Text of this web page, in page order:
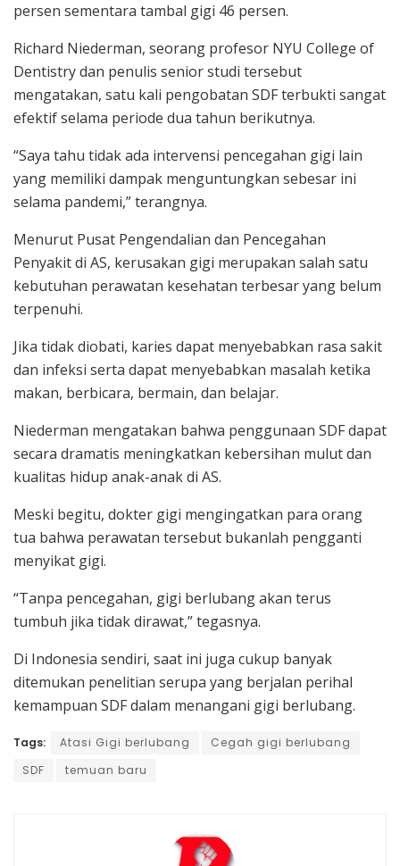
persen sementara tambal gigi 46 persen.
Richard Niederman, seorang profesor NYU College of
Dentistry dan penulis senior studi tersebut
mengatakan, satu kali pengobatan SDF terbukti sangat
efektif selama periode dua tahun berikutnya.
“Saya tahu tidak ada intervensi pencegahan gigi lain
yang memiliki dampak menguntungkan sebesar ini
selama pandemi,” terangnya.
Menurut Pusat Pengendalian dan Pencegahan
Penyakit di AS, kerusakan gigi merupakan salah satu
kebutuhan perawatan kesehatan terbesar yang belum
terpenuhi.
Jika tidak diobati, karies dapat menyebabkan rasa sakit
dan infeksi serta dapat menyebabkan masalah ketika
makan, berbicara, bermain, dan belajar.
Niederman mengatakan bahwa penggunaan SDF dapat
secara dramatis meningkatkan kebersihan mulut dan
kualitas hidup anak-anak di AS.
Meski begitu, dokter gigi mengingatkan para orang
tua bahwa perawatan tersebut bukanlah pengganti
menyikat gigi.
“Tanpa pencegahan, gigi berlubang akan terus
tumbuh jika tidak dirawat,” tegasnya.
Di Indonesia sendiri, saat ini juga cukup banyak
ditemukan penelitian serupa yang berjalan perihal
kemampuan SDF dalam menangani gigi berlubang.
Tags: Atasi Gigi berlubang
Cegah gigi berlubang
SDF
temuan baru